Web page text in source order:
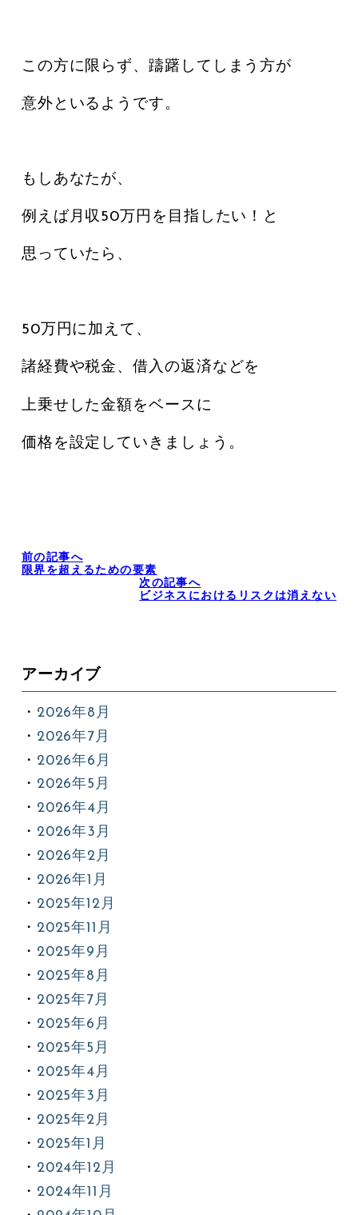
この方に限らず、躊躇してしまう方が
意外といるようです。
もしあなたが、
例えば月収50万円を目指したい！と
思っていたら、
50万円に加えて、
諸経費や税金、借入の返済などを
上乗せした金額をベースに
価格を設定していきましょう。
前の記事へ
限界を超えるための要素
次の記事へ
ビジネスにおけるリスクは消えない
アーカイブ
2026年8月
2026年7月
2026年6月
2026年5月
2026年4月
2026年3月
2026年2月
2026年1月
2025年12月
2025年11月
2025年9月
2025年8月
2025年7月
2025年6月
2025年5月
2025年4月
2025年3月
2025年2月
2025年1月
2024年12月
2024年11月